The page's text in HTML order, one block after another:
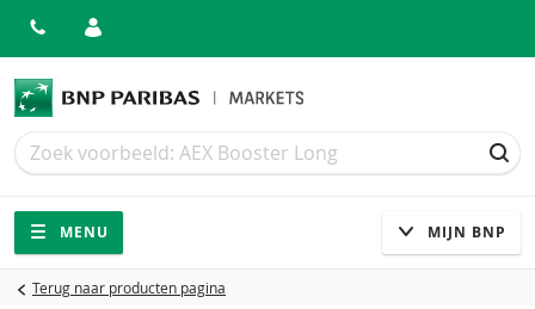
Zoek
Zoek
Navigatie
Site navigatie
MENU MIJN BNP
Terug naar producten pagina